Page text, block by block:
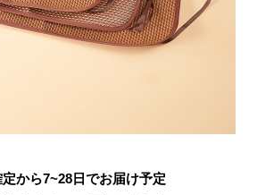
から7~28日でお届け予定